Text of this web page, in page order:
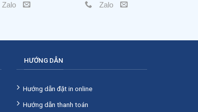
Zalo
Zalo
HƯỚNG DẪN
Hướng dẫn đặt in online
Hướng dẫn thanh toán